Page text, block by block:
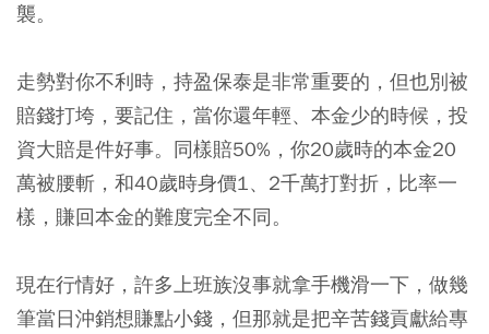
襲。
走勢對你不利時，持盈保泰是非常重要的，但也別被
賠錢打垮， 要記住，當你還年輕、本金少的時候，投
資大賠是件好事。同樣賠50%，你20歲時的本金20
萬被腰斬，和40歲時身價1、2千萬打對折，比率一
樣，賺回本金的難度完全不同。
現在行情好，許多上班族沒事就拿手機滑一下，做幾
筆當日沖銷想賺點小錢，但那就是把辛苦錢貢獻給專